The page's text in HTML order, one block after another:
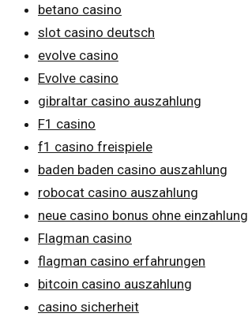
betano casino
slot casino deutsch
evolve casino
Evolve casino
gibraltar casino auszahlung
F1 casino
f1 casino freispiele
baden baden casino auszahlung
robocat casino auszahlung
neue casino bonus ohne einzahlung
Flagman casino
flagman casino erfahrungen
bitcoin casino auszahlung
casino sicherheit